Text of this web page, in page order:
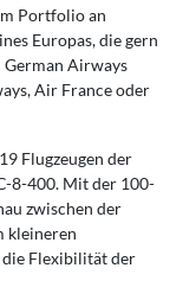
Portfolio an
Europas, die gern
Airways
Air France oder
Flugzeugen der
8-400. Mit der 100-
zwischen der
kleineren
Flexibilität der